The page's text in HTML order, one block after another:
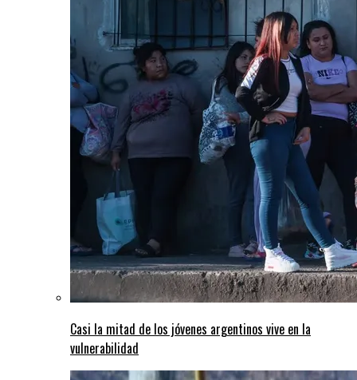
Casi la mitad de los jóvenes argentinos vive en la
vulnerabilidad